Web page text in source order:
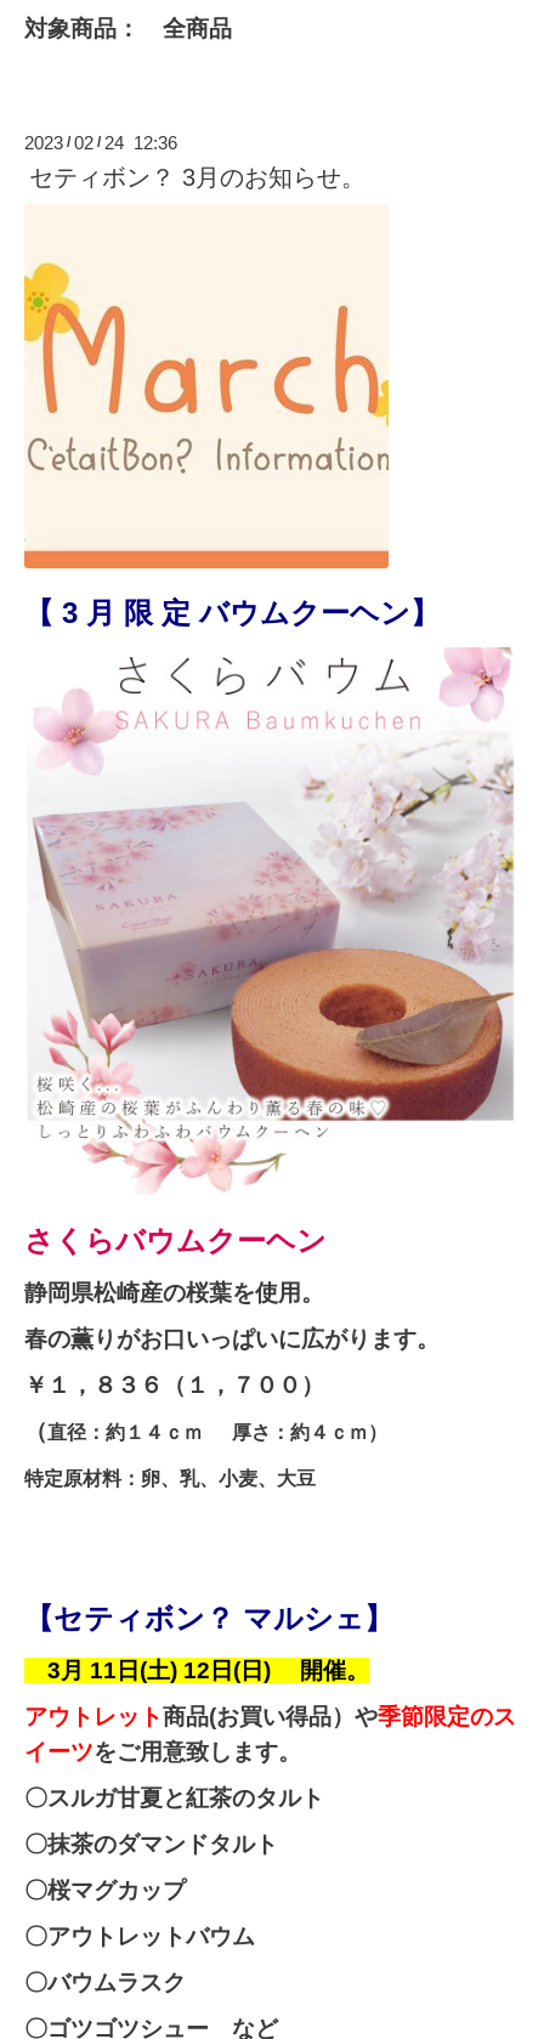
対象商品： 全商品
2023 /02 / 24 12:36
セティボン？ 3月のお知らせ。
【 3 月 限 定 バウムクーヘン】
さくらバウムクーヘン
静岡県松崎産の桜葉を使用。
春の薫りがお口いっぱいに広がります。
￥１，８３６（１，７００）
（直径：約１４ｃｍ 厚さ：約４ｃｍ）
特定原材料：卵、乳、小麦、大豆
【セティボン？ マルシェ】
3月 11日(土) 12日(日) 開催。
アウトレット商品(お買い得品）や季節限定のス
イーツをご用意致します。
〇スルガ甘夏と紅茶のタルト
〇抹茶のダマンドタルト
〇桜マグカップ
〇アウトレットバウム
〇バウムラスク
〇ゴツゴツシュー など